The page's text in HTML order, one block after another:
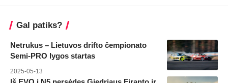
Gal patiks?
Netrukus – Lietuvos drifto čempionato
Semi-PRO lygos startas
2025-05-13